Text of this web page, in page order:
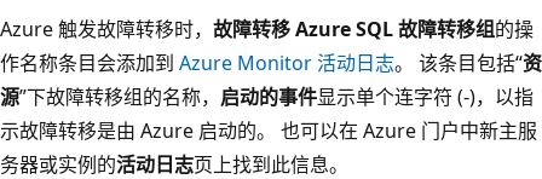
Azure 触发故障转移时， 故障转移 Azure SQL 故障转移组的操
作名称条目会添加到 Azure Monitor 活动日志。 该条目包括“资
源”下故障转移组的名称， 启动的事件显示单个连字符 (-)，以指
示故障转移是由 Azure 启动的。 也可以在 Azure 门户中新主服
务器或实例的活动日志页上找到此信息。